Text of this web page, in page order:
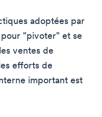
adoptées par
pour "pivoter" et se
ventes de
efforts de
important est